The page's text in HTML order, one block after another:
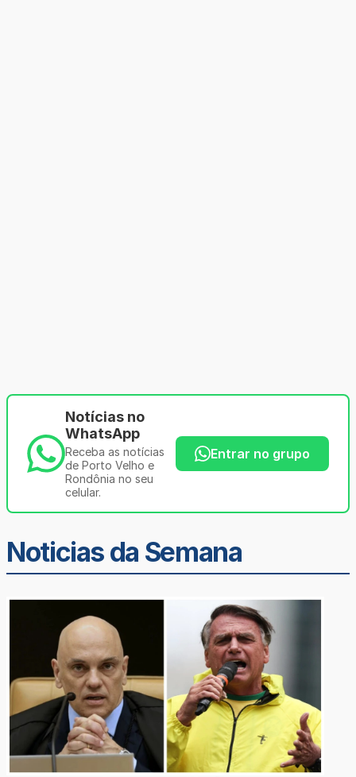
Notícias no
WhatsApp
Receba as notícias
de Porto Velho e
Rondônia no seu
celular.
Entrar no grupo
Noticias da Semana